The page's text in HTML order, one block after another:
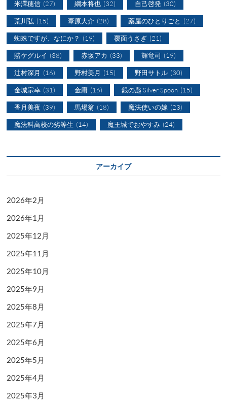
米澤穂信 (27) 綱本将也 (32) 自己啓発 (30)
荒川弘 (15) 葦原大介 (28) 薬屋のひとりごと (27)
蜘蛛ですが、なにか？ (19) 覆面うさぎ (21)
賭ケグルイ (38) 赤坂アカ (33) 輝竜司 (19)
辻村深月 (16) 野村美月 (15) 野田サトル (30)
金城宗幸 (31) 金庸 (16) 銀の匙 Silver Spoon (15)
香月美夜 (39) 馬場翁 (18) 魔法使いの嫁 (23)
魔法科高校の劣等生 (14) 魔王城でおやすみ (24)
アーカイブ
2026年2月
2026年1月
2025年12月
2025年11月
2025年10月
2025年9月
2025年8月
2025年7月
2025年6月
2025年5月
2025年4月
2025年3月